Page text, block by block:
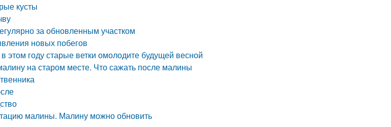
кусты
за обновленным участком
новых побегов
этом году старые ветки омолодите будущей весной
на старом месте. Что сажать после малины
малины. Малину можно обновить